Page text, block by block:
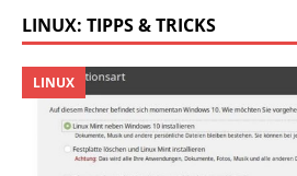
LINUX: TIPPS & TRICKS
LINUX